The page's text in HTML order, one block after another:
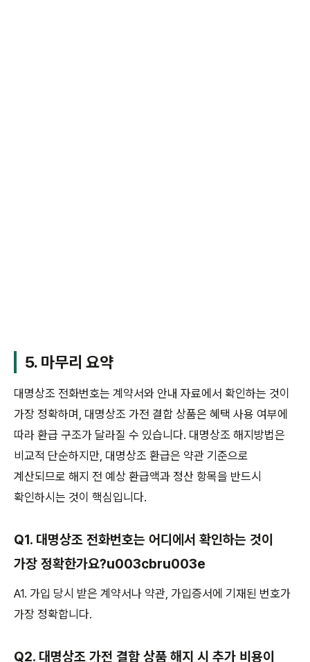
5. 마무리 요약
대명상조 전화번호는 계약서와 안내 자료에서 확인하는 것이
가장 정확하며, 대명상조 가전 결합 상품은 혜택 사용 여부에
따라 환급 구조가 달라질 수 있습니다. 대명상조 해지방법은
비교적 단순하지만, 대명상조 환급은 약관 기준으로
계산되므로 해지 전 예상 환급액과 정산 항목을 반드시
확인하시는 것이 핵심입니다.
Q1. 대명상조 전화번호는 어디에서 확인하는 것이
가장 정확한가요?u003cbru003e
A1. 가입 당시 받은 계약서나 약관, 가입증서에 기재된 번호가
가장 정확합니다.
Q2. 대명상조 가전 결합 상품 해지 시 추가 비용이